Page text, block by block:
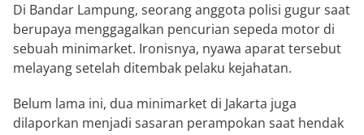
Di Bandar Lampung, seorang anggota polisi gugur saat
berupaya menggagalkan pencurian sepeda motor di
sebuah minimarket. Ironisnya, nyawa aparat tersebut
melayang setelah ditembak pelaku kejahatan.
Belum lama ini, dua minimarket di Jakarta juga
dilaporkan menjadi sasaran perampokan saat hendak